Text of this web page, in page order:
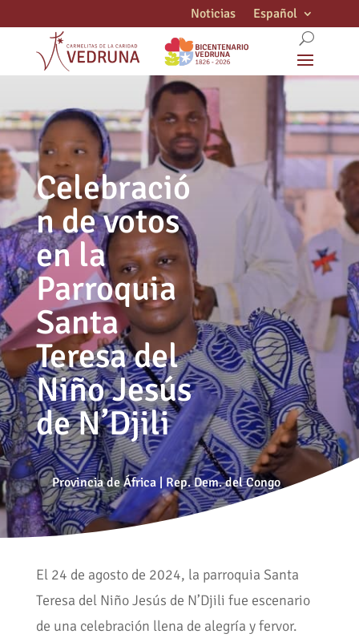
Noticias Español
Celebració
n de votos
en la
Parroquia
Santa
Teresa del
Niño Jesús
de N’Djili
Provincia de África|Rep. Dem. del Congo
El 24 de agosto de 2024, la parroquia Santa
Teresa del Niño Jesús de N’Djili fue escenario
de una celebración llena de alegría y fervor.